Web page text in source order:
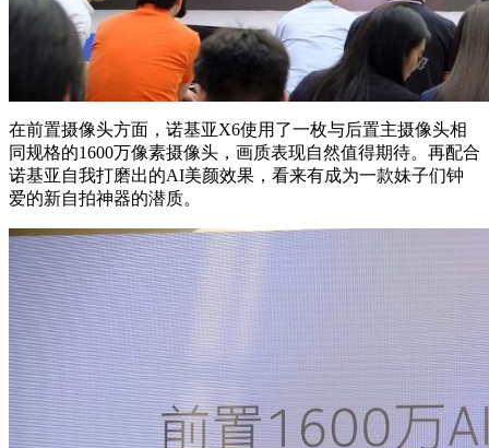
在前置摄像头方面，诺基亚X6使用了一枚与后置主摄像头相
同规格的1600万像素摄像头，画质表现自然值得期待。再配合
诺基亚自我打磨出的AI美颜效果，看来有成为一款妹子们钟
爱的新自拍神器的潜质。